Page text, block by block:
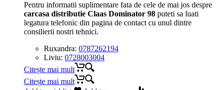
Pentru informatii suplimentare fata de cele de mai jos despre
carcasa distributie Claas Dominator 98 puteti sa luati
legatura telefonic din pagina de contact cu unul dintre
consilierii nostri tehnici.
Ruxandra: 0787262194
Liviu: 0728003004
Citește mai mult
Citește mai mult